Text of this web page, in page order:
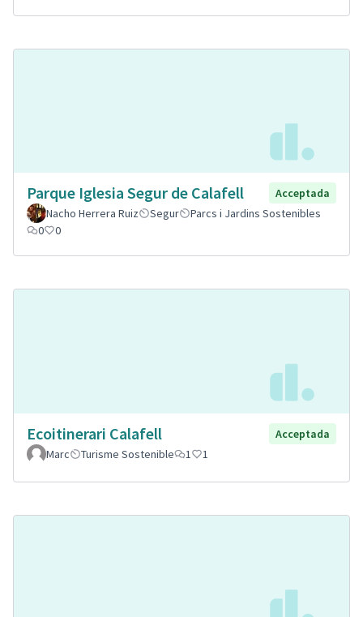
Parque Iglesia Segur de Calafell
Acceptada
Nacho Herrera Ruiz
Segur
Parcs i Jardins Sostenibles
0
0
Ecoitinerari Calafell
Acceptada
Marc
Turisme Sostenible 1 1